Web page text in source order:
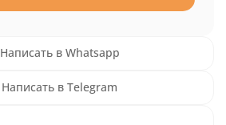
Написать в Whatsapp
Написать в Telegram